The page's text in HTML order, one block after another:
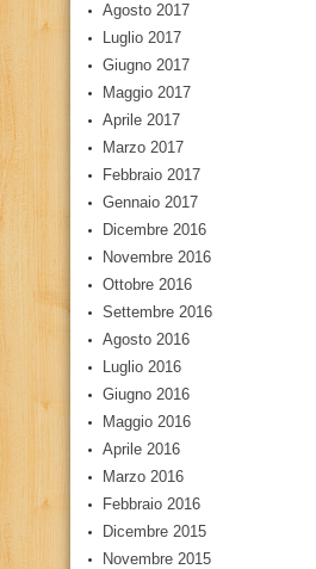
Agosto 2017
Luglio 2017
Giugno 2017
Maggio 2017
Aprile 2017
Marzo 2017
Febbraio 2017
Gennaio 2017
Dicembre 2016
Novembre 2016
Ottobre 2016
Settembre 2016
Agosto 2016
Luglio 2016
Giugno 2016
Maggio 2016
Aprile 2016
Marzo 2016
Febbraio 2016
Dicembre 2015
Novembre 2015